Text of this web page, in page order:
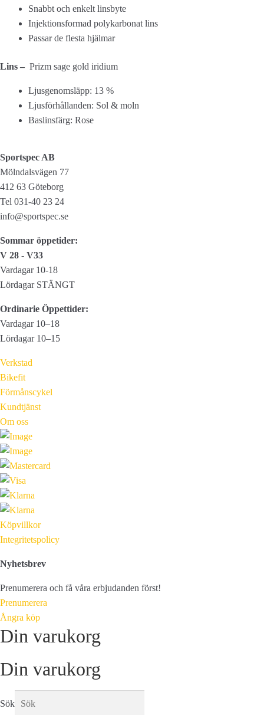
Snabbt och enkelt linsbyte
Injektionsformad polykarbonat lins
Passar de flesta hjälmar
Lins – Prizm sage gold iridium
Ljusgenomsläpp: 13 %
Ljusförhållanden: Sol & moln
Baslinsfärg: Rose
Sportspec AB
Mölndalsvägen 77
412 63 Göteborg
Tel 031-40 23 24
info@sportspec.se
Sommar öppetider:
V 28 - V33
Vardagar 10-18
Lördagar STÄNGT
Ordinarie Öppettider:
Vardagar 10–18
Lördagar 10–15
Verkstad
Bikefit
Förmånscykel
Kundtjänst
Om oss
Köpvillkor
Integritetspolicy
Nyhetsbrev
Prenumerera och få våra erbjudanden först!
Prenumerera
Ångra köp
Din varukorg
Din varukorg
Sök